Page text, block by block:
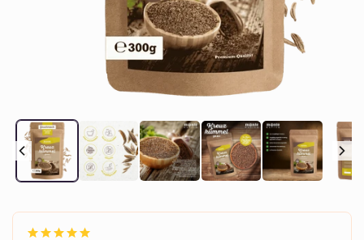
médium
1
v
modálnom
okne